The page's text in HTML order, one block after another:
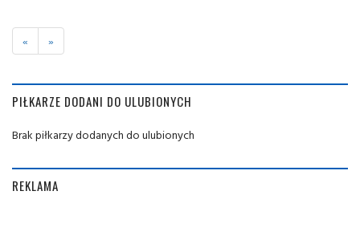
« »
PIŁKARZE DODANI DO ULUBIONYCH
Brak piłkarzy dodanych do ulubionych
REKLAMA